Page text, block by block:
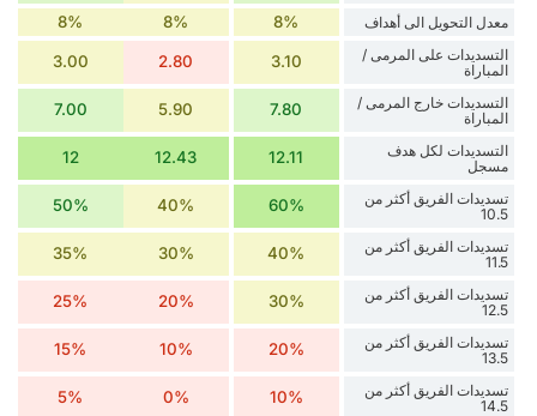
معدل التحويل الى أهداف 8%
8%
8%
التسديدات على المرمى /
المباراة
3.10
2.80
3.00
التسديدات خارج المرمى /
المباراة
7.80
5.90
7.00
التسديدات لكل هدف
مسجل
12.11
12.43
12
تسديدات الفريق أكثر من
10.5
60%
40%
50%
تسديدات الفريق أكثر من
11.5
40%
30%
35%
تسديدات الفريق أكثر من
12.5
30%
20%
25%
تسديدات الفريق أكثر من
13.5
20%
10%
15%
تسديدات الفريق أكثر من
14.5
10%
0%
5%